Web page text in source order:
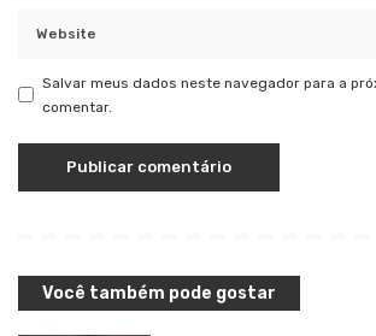
Salvar meus dados neste navegador para a
comentar.
Você também pode gostar